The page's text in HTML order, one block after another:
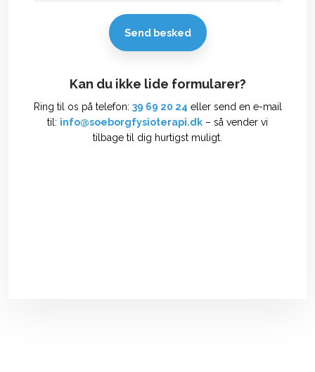
​Kan du ikke lide formularer?
Ring til os på telefon: 39 69 20 24 eller send en e-mail
til: info@soeborgfysioterapi.dk – så vender vi
tilbage til dig hurtigst muligt.